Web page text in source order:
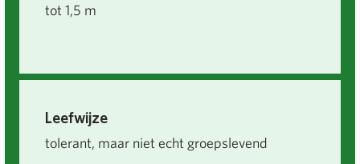
tot 1,5 m
Leefwijze
tolerant, maar niet echt groepslevend